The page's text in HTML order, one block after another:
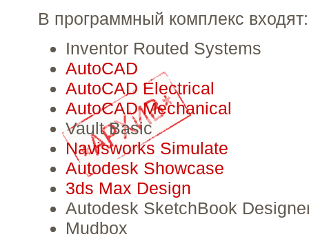
В программный комплекс входят:
Inventor Routed Systems
AutoCAD
AutoCAD Electrical
AutoCAD Mechanical
Vault Basic
Navisworks Simulate
Autodesk Showcase
3ds Max Design
Autodesk SketchBook
Mudbox